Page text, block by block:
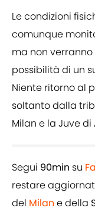
Le condizioni
comunque
ma non
possibilità di un
Niente ritorno al
soltanto dalla
Milan e la Juve di
Segui 90min su
restare
del Milan e della